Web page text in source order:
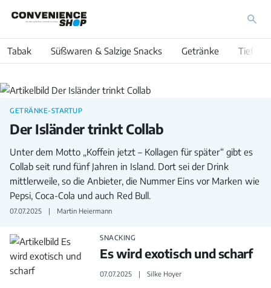
Tabak Süßwaren & Salzige Snacks Getränke
Sortiment
GETRÄNKE-STARTUP
Der Isländer trinkt Collab
Unter dem Motto „Koffein jetzt – Kollagen für später“ gibt es
Collab seit rund fünf Jahren in Island. Dort sei der Drink
mittlerweile, so die Anbieter, die Nummer Eins vor Marken wie
Pepsi, Coca-Cola und auch Red Bull.
07.07.2025 Martin Heiermann
SNACKING
Es wird exotisch und scharf
07.07.2025 Silke Hoyer